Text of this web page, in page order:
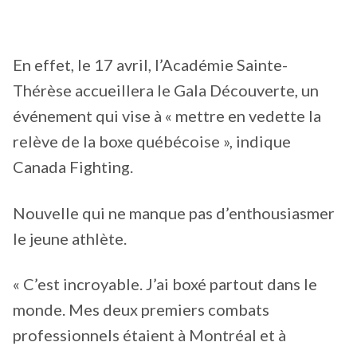
En effet, le 17 avril, l’Académie Sainte-
Thérèse accueillera le Gala Découverte, un
événement qui vise à « mettre en vedette la
relève de la boxe québécoise », indique
Canada Fighting.
Nouvelle qui ne manque pas d’enthousiasmer
le jeune athlète.
« C’est incroyable. J’ai boxé partout dans le
monde. Mes deux premiers combats
professionnels étaient à Montréal et à